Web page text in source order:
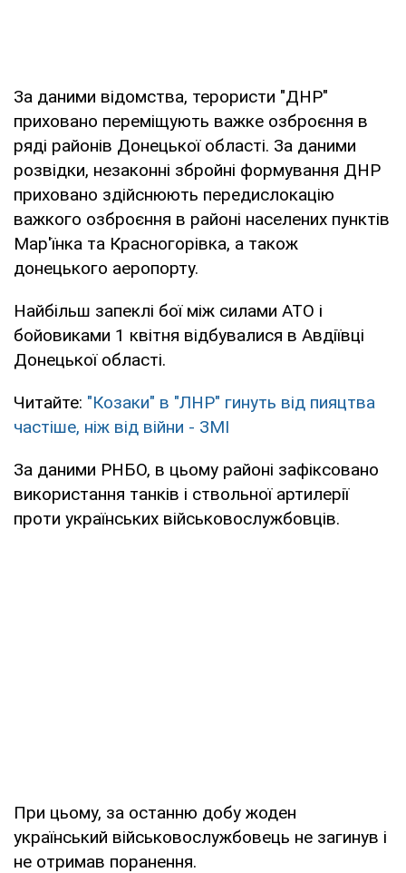
За даними відомства, терористи "ДНР"
приховано переміщують важке озброєння в
ряді районів Донецької області. За даними
розвідки, незаконні збройні формування ДНР
приховано здійснюють передислокацію
важкого озброєння в районі населених пунктів
Мар'їнка та Красногорівка, а також
донецького аеропорту.
Найбільш запеклі бої між силами АТО і
бойовиками 1 квітня відбувалися в Авдіївці
Донецької області.
Читайте: "Козаки" в "ЛНР" гинуть від пияцтва
частіше, ніж від війни - ЗМІ
За даними РНБО, в цьому районі зафіксовано
використання танків і ствольної артилерії
проти українських військовослужбовців.
При цьому, за останню добу жоден
український військовослужбовець не загинув і
не отримав поранення.